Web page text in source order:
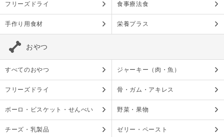
フリーズドライ 食事療法食
手作り用食材 栄養プラス
おやつ
すべてのおやつ ジャーキー（肉・魚）
フリーズドライ 骨・ガム・アキレス
ボーロ・ビスケット・せんべい 野菜・果物
チーズ・乳製品 ゼリー・ペースト